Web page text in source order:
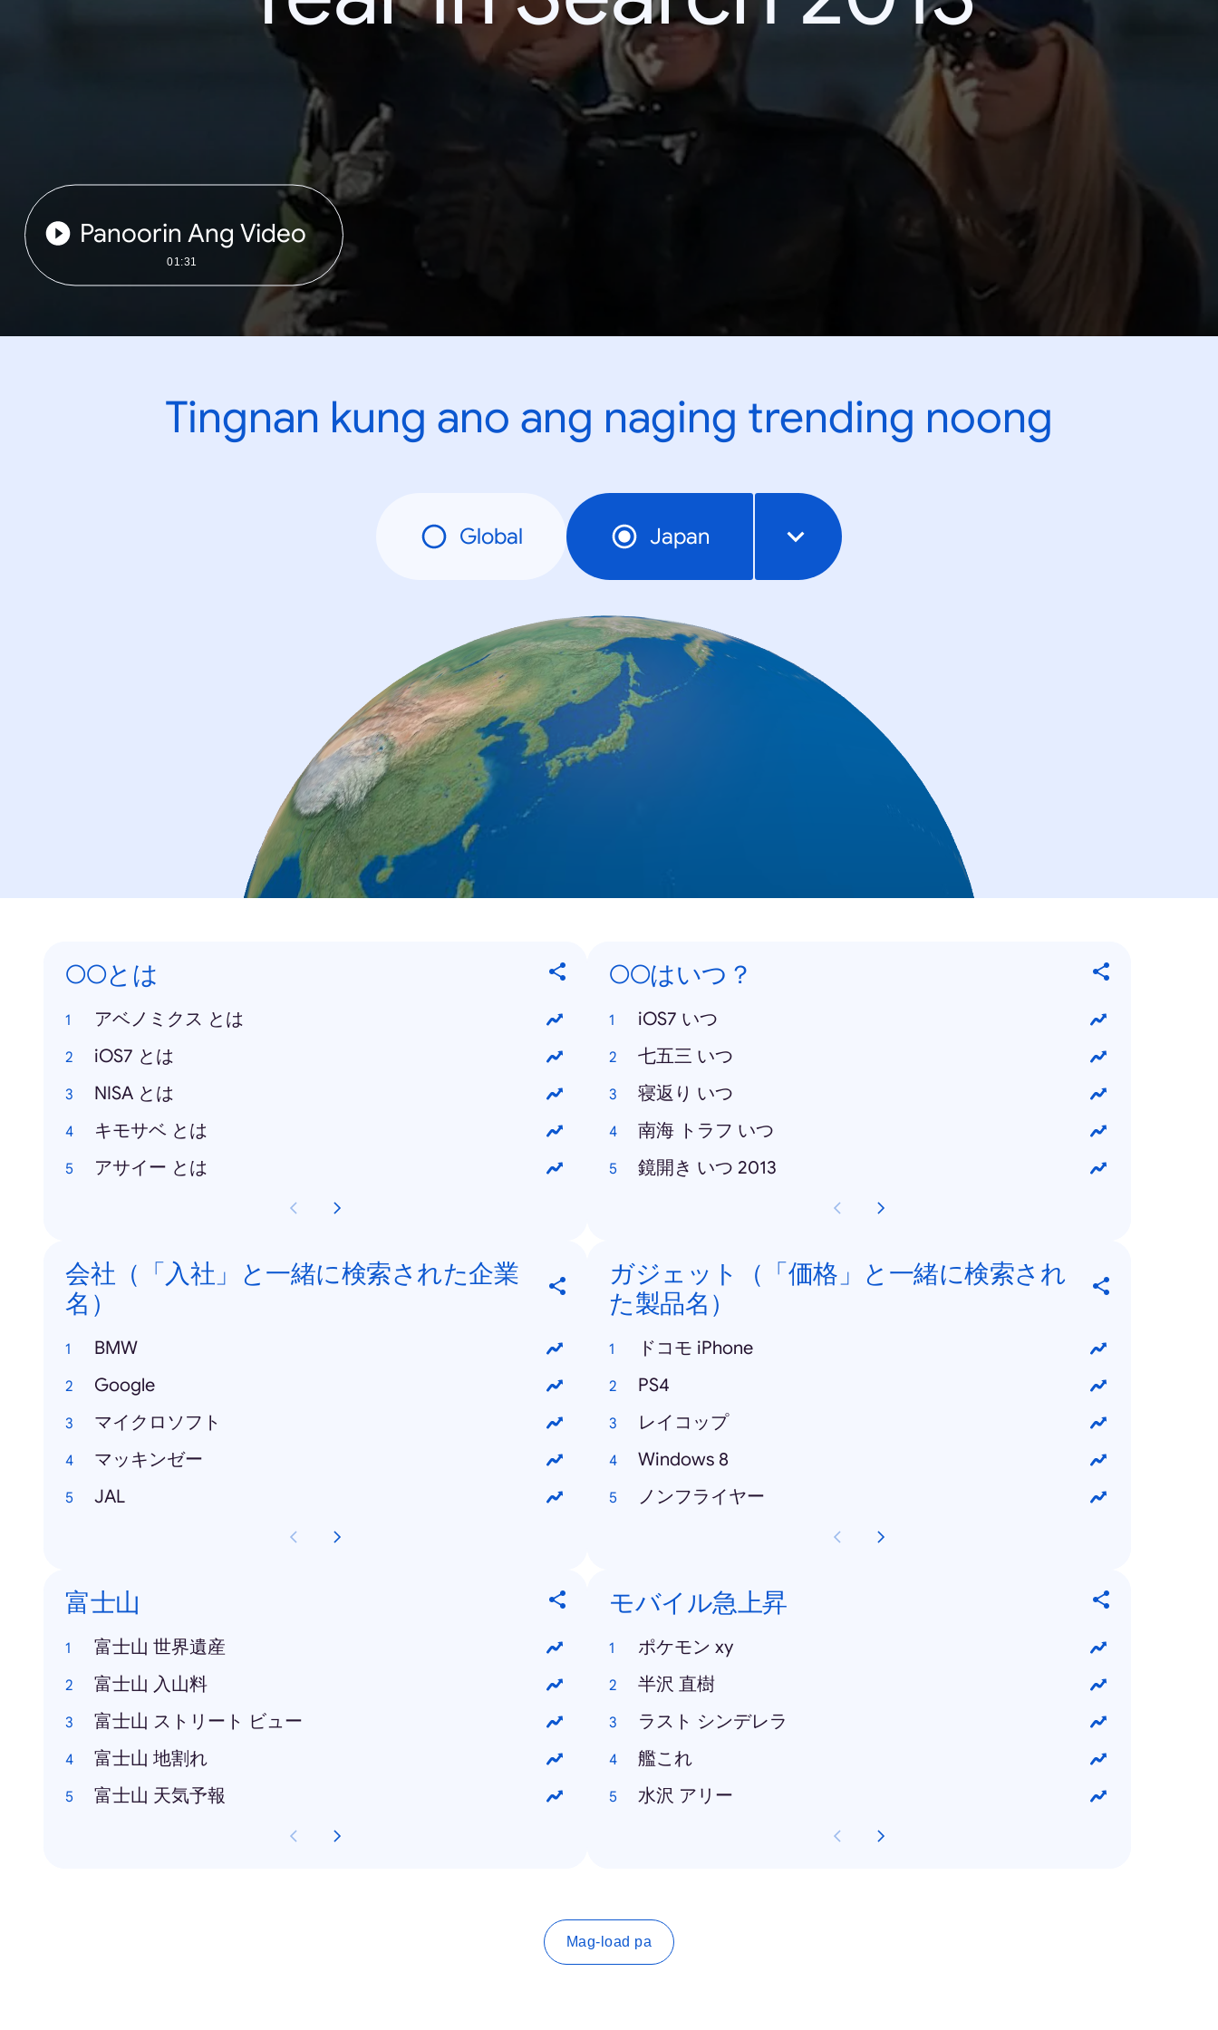
Panoorin Ang Video
01:31
Tingnan kung ano ang naging trending noong
Global Japan
○○とは
アベノミクス とは
iOS7 とは
NISA とは
キモサベ とは
アサイー とは
○○はいつ？
iOS7 いつ
七五三 いつ
寝返り いつ
南海 トラフ いつ
鏡開き いつ 2013
会社（「入社」と一緒に検索された企業
名）
BMW
Google
マイクロソフト
マッキンゼー
JAL
ガジェット（「価格」と一緒に検索され
た製品名）
ドコモ iPhone
PS4
レイコップ
Windows 8
ノンフライヤー
富士山
富士山 世界遺産
富士山 入山料
富士山 ストリート ビュー
富士山 地割れ
富士山 天気予報
モバイル急上昇
ポケモン xy
半沢 直樹
ラスト シンデレラ
艦これ
水沢 アリー
Mag-load pa